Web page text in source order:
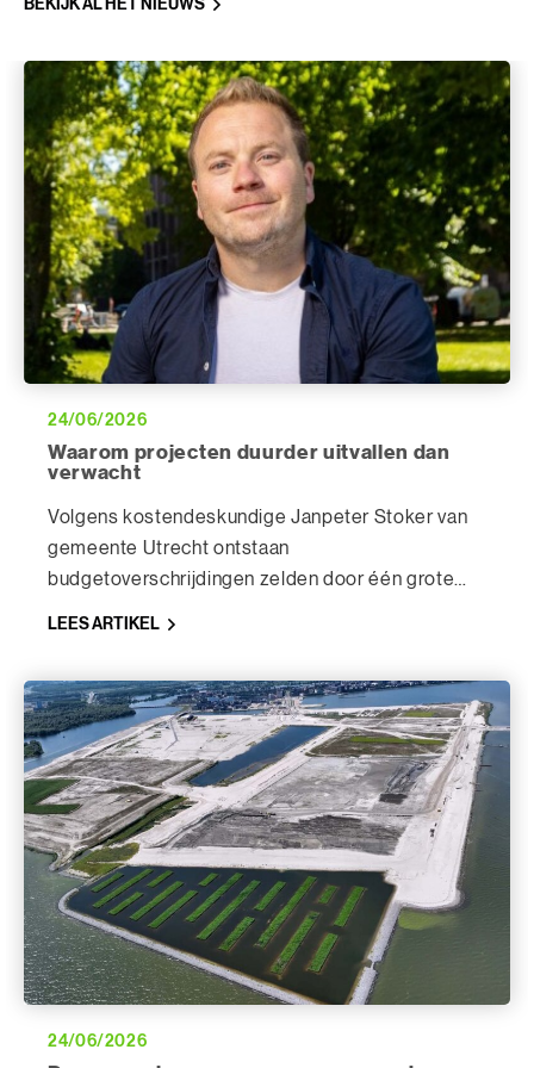
BEKIJK AL HET NIEUWS
24/06/2026
Waarom projecten duurder uitvallen dan
verwacht
Volgens kostendeskundige Janpeter Stoker van
gemeente Utrecht ontstaan
budgetoverschrijdingen zelden door één grote
zeven veelvoorkomende redenen waarom
projecten duurder uitvallen dan verwacht:
LEES ARTIKEL
24/06/2026